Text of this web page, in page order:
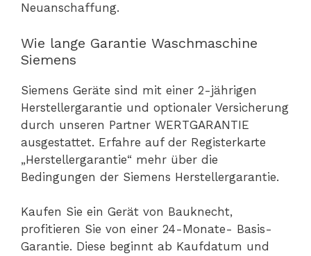
Neuanschaffung.
Wie lange Garantie Waschmaschine
Siemens
Siemens Geräte sind mit einer 2-jährigen
Herstellergarantie und optionaler Versicherung
durch unseren Partner WERTGARANTIE
ausgestattet. Erfahre auf der Registerkarte
„Herstellergarantie“ mehr über die
Bedingungen der Siemens Herstellergarantie.
Kaufen Sie ein Gerät von Bauknecht,
profitieren Sie von einer 24-Monate- Basis-
Garantie. Diese beginnt ab Kaufdatum und